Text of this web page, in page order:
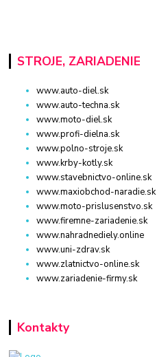
STROJE, ZARIADENIE
www.auto-diel.sk
www.auto-techna.sk
www.moto-diel.sk
www.profi-dielna.sk
www.polno-stroje.sk
www.krby-kotly.sk
www.stavebnictvo-online.sk
www.maxiobchod-naradie.sk
www.moto-prislusenstvo.sk
www.firemne-zariadenie.sk
www.nahradnediely.online
www.uni-zdrav.sk
www.zlatnictvo-online.sk
www.zariadenie-firmy.sk
Kontakty